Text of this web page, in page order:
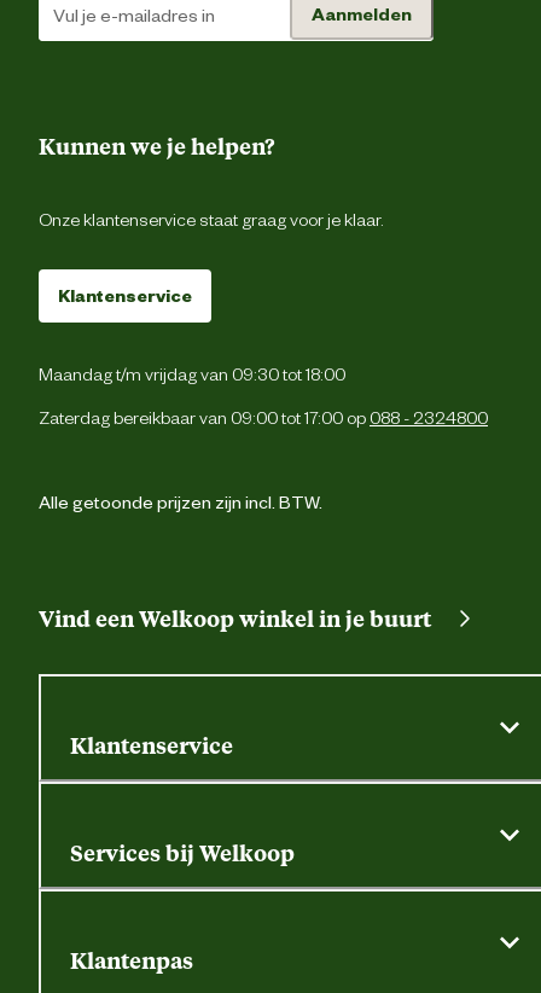
Aanmelden
Kunnen we je helpen?
Onze klantenservice staat graag voor je klaar.
Klantenservice
Maandag t/m vrijdag van 09:30 tot 18:00
Zaterdag bereikbaar van 09:00 tot 17:00 op 088 - 2324800
Alle getoonde prijzen zijn incl. BTW.
Vind een Welkoop winkel in je buurt
Klantenservice
Contactformulier
Retouren, service en garantie
Services bij Welkoop
Dierspecialist
Klantenpas